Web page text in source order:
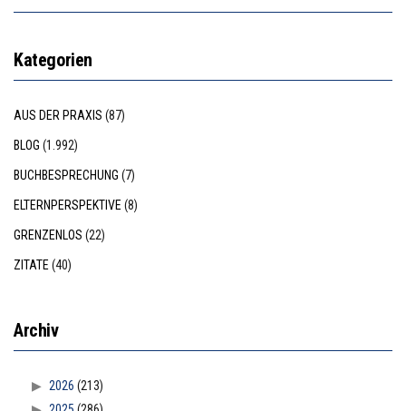
Kategorien
AUS DER PRAXIS (87)
BLOG (1.992)
BUCHBESPRECHUNG (7)
ELTERNPERSPEKTIVE(8)
GRENZENLOS (22)
ZITATE(40)
Archiv
2026 (213)